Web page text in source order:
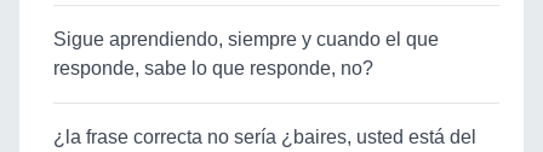
Sigue aprendiendo, siempre y cuando el que
responde, sabe lo que responde, no?
¿la frase correcta no sería ¿baires, usted está del